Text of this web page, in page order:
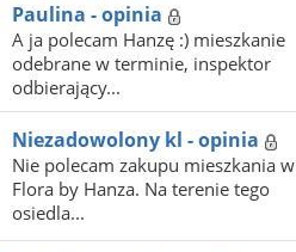
Paulina - opinia
A ja polecam Hanzę :) mieszkanie
odebrane w terminie, inspektor
odbierający...
Niezadowolony kl - opinia
Nie polecam zakupu mieszkania w
Flora by Hanza. Na terenie tego
osiedla...